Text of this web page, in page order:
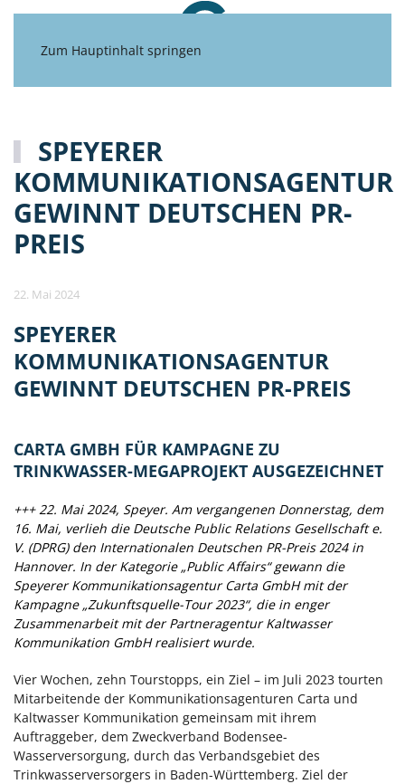
Zum Hauptinhalt springen
SPEYERER
KOMMUNIKATIONSAGENTUR
GEWINNT DEUTSCHEN PR-
PREIS
22. Mai 2024
SPEYERER
KOMMUNIKATIONSAGENTUR
GEWINNT DEUTSCHEN PR-PREIS
CARTA GMBH FÜR KAMPAGNE ZU
TRINKWASSER-MEGAPROJEKT AUSGEZEICHNET
+++ 22. Mai 2024, Speyer. Am vergangenen Donnerstag, dem
16. Mai, verlieh die Deutsche Public Relations Gesellschaft e.
V. (DPRG) den Internationalen Deutschen PR-Preis 2024 in
Hannover. In der Kategorie „Public Affairs“ gewann die
Speyerer Kommunikationsagentur Carta GmbH mit der
Kampagne „Zukunftsquelle-Tour 2023“, die in enger
Zusammenarbeit mit der Partneragentur Kaltwasser
Kommunikation GmbH realisiert wurde.
Vier Wochen, zehn Tourstopps, ein Ziel – im Juli 2023 tourten
Mitarbeitende der Kommunikationsagenturen Carta und
Kaltwasser Kommunikation gemeinsam mit ihrem
Auftraggeber, dem Zweckverband Bodensee-
Wasserversorgung, durch das Verbandsgebiet des
Trinkwasserversorgers in Baden-Württemberg. Ziel der